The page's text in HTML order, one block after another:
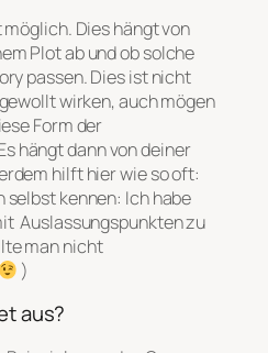
Dies hängt von
Plot ab und ob solche
passen. Dies ist nicht
wirken, auch mögen
Form der
hängt dann von deiner
hilft hier wie so oft:
kennen: Ich habe
Auslassungspunkten zu
man nicht
)
aus?